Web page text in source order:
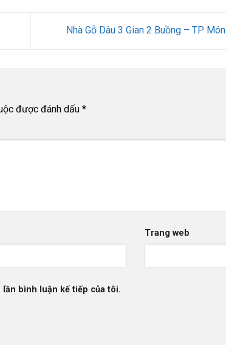
Nhà Gỗ Dâu 3 Gian 2 Buồng – TP
được đánh dấu *
Trang web
bình luận kế tiếp của tôi.